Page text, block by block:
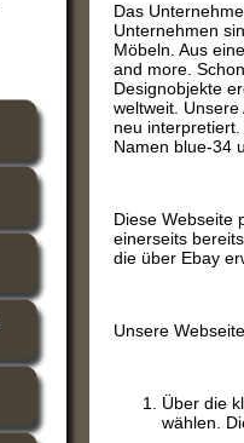
Das
Unternehmen
Möbeln. Aus
and more.
Designobjekte
weltweit.
neu
Namen blue-34
Diese Webseite
einerseits
die über Ebay
Unsere
Über die
wählen.